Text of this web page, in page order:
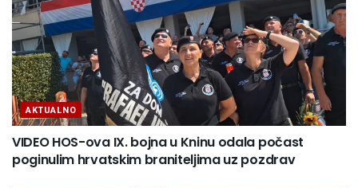
AKTUALNO
VIDEO HOS-ova IX. bojna u Kninu odala počast
poginulim hrvatskim braniteljima uz pozdrav